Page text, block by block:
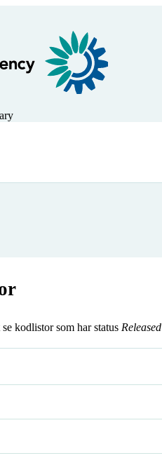
kodlistor som har status Released